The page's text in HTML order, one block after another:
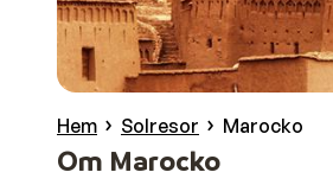
Hem Solresor Marocko
Om Marocko